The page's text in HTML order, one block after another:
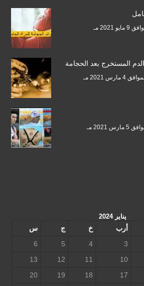
المستخرج بعد الحجامة
يناير 2024
أرب خ ج
س
3
4
5
6
10
11
12
13
17
18
19
20